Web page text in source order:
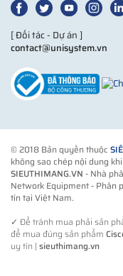
[ Đối tác - Dự án ]
contact@unisystem.vn
© 2018 Bản quyền thuộc
không sao chép nội dung
SIEUTHIMANG.VN - Nhà
Network Equipment - Phân
tín tại Việt Nam.
✓ Để tránh mua phải sản
để mua đúng sản phẩm
uy tín | sieuthimang.vn